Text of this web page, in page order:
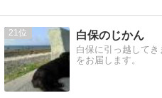
21 白保のじかん
白保に引っ越して
をお届します。